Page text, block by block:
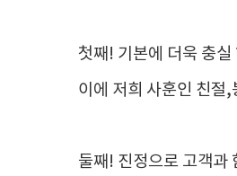
첫째! 기본에 더욱 충실
이에 저희 사훈인 친절
둘째! 진정으로 고객과